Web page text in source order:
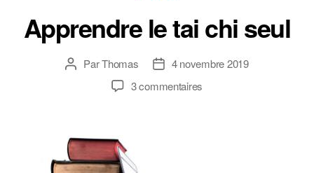
Apprendre le tai chi seul
Auteur
ParThomas
Date
l’article
4 novembre 2019
3 commentaires